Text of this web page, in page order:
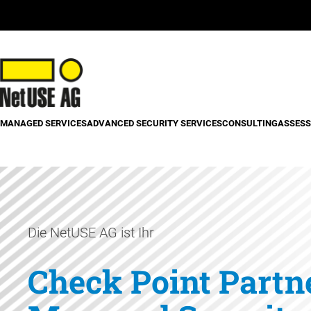
MANAGED SERVICESADVANCED SECURITY SERVICESCONSULTING
Die NetUSE AG ist Ihr
Check Point